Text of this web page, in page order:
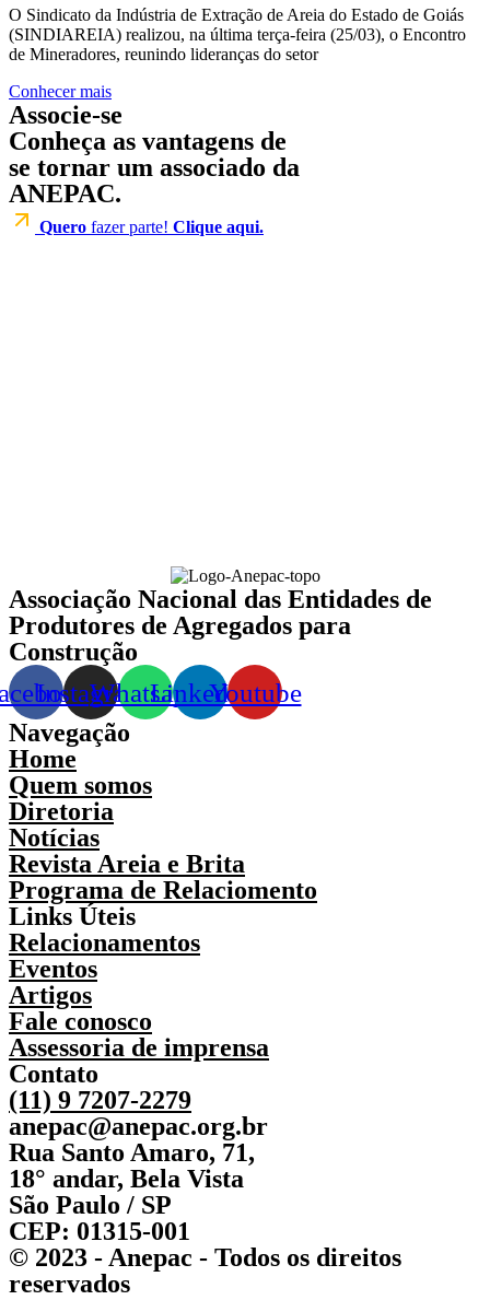
O Sindicato da Indústria de Extração de Areia do Estado de Goiás
(SINDIAREIA) realizou, na última terça-feira (25/03), o Encontro
de Mineradores, reunindo lideranças do setor
Conhecer mais
Associe-se
Conheça as vantagens de
se tornar um associado da
ANEPAC.
Quero fazer parte! Clique aqui.
Associação Nacional das Entidades de
Produtores de Agregados para
Construção
InstagramWhatsappLinkedinYoutube
Navegação
Home
Quem somos
Diretoria
Notícias
Revista Areia e Brita
Programa de Relaciomento
Links Úteis
Relacionamentos
Eventos
Artigos
Fale conosco
Assessoria de imprensa
Contato
(11) 9 7207-2279
anepac@anepac.org.br
Rua Santo Amaro, 71,
18° andar, Bela Vista
São Paulo / SP
CEP: 01315-001
© 2023 - Anepac - Todos os direitos
reservados